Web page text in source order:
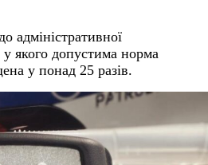
адміністративної
у якого допустима норма
у понад 25 разів.